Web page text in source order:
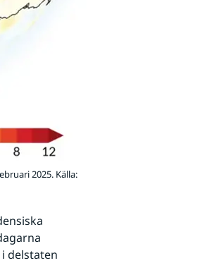
2025. Källa:
delstaten